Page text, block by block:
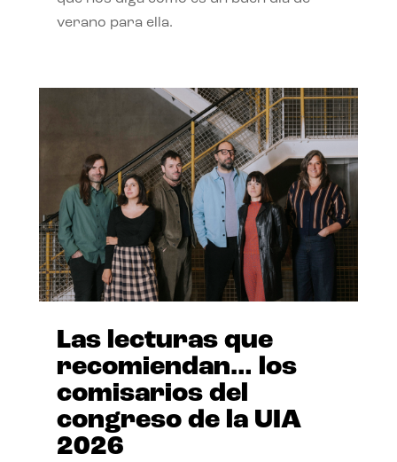
verano para ella.
Las lecturas que
recomiendan… los
comisarios del
congreso de la UIA
2026